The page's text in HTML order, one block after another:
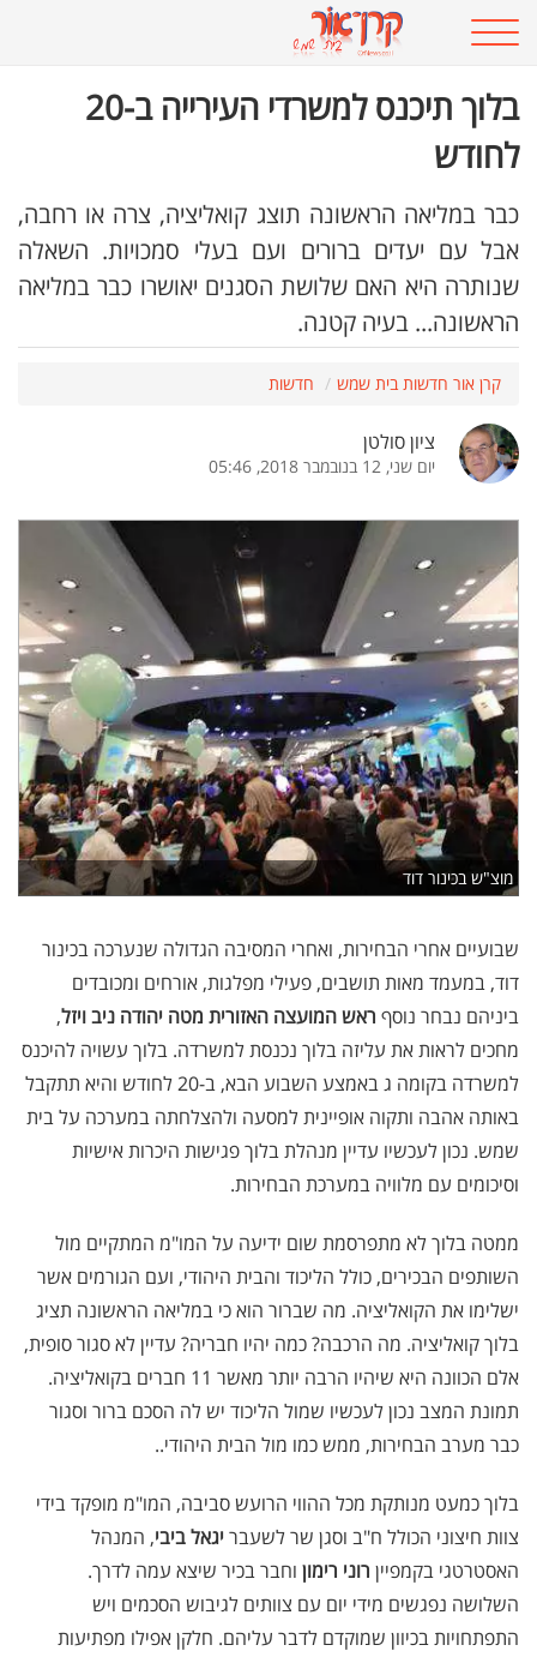
בלוך תיכנס למשרדי העירייה ב-20
לחודש
כבר במליאה הראשונה תוצג קואליציה, צרה או רחבה,
אבל עם יעדים ברורים ועם בעלי סמכויות. השאלה
שנותרה היא האם שלושת הסגנים יאושרו כבר במליאה
הראשונה... בעיה קטנה.
קרן אור חדשות בית שמש חדשות
ציון סולטן
יום שני, 12 בנובמבר 2018, 05:46
מוצ"ש בכינור דוד
שבועיים אחרי הבחירות, ואחרי המסיבה הגדולה שנערכה בכינור
דוד, במעמד מאות תושבים, פעילי מפלגות, אורחים ומכובדים
ביניהם נבחר נוסף ראש המועצה האזורית מטה יהודה ניב ויזל,
מחכים לראות את עליזה בלוך נכנסת למשרדה. בלוך עשויה להיכנס
למשרדה בקומה ג באמצע השבוע הבא, ב-20 לחודש והיא תתקבל
באותה אהבה ותקוה אופיינית למסעה ולהצלחתה במערכה על בית
שמש. נכון לעכשיו עדיין מנהלת בלוך פגישות היכרות אישיות
וסיכומים עם מלוויה במערכת הבחירות.
ממטה בלוך לא מתפרסמת שום ידיעה על המו"מ המתקיים מול
השותפים הבכירים, כולל הליכוד והבית היהודי, ועם הגורמים אשר
ישלימו את הקואליציה. מה שברור הוא כי במליאה הראשונה תציג
בלוך קואליציה. מה הרכבה? כמה יהיו חבריה? עדיין לא סגור סופית,
אלם הכוונה היא שיהיו הרבה יותר מאשר 11 חברים בקואליציה.
תמונת המצב נכון לעכשיו שמול הליכוד יש לה הסכם ברור וסגור
כבר מערב הבחירות, ממש כמו מול הבית היהודי..
בלוך כמעט מנותקת מכל ההווי הרועש סביבה, המו"מ מופקד בידי
צוות חיצוני הכולל ח"ב וסגן שר לשעבר יגאל ביבי, המנהל
האסטרטגי בקמפיין רוני רימון וחבר בכיר שיצא עמה לדרך.
השלושה נפגשים מידי יום עם צוותים לגיבוש הסכמים ויש
התפתחויות בכיוון שמוקדם לדבר עליהם. חלקן אפילו מפתיעות